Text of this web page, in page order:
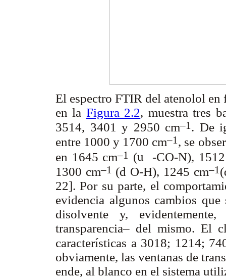
El espectro FTIR del atenolol
en la Figura 2.2, muestra tres
3514, 3401 y 2950 cm–1 . De
entre 1000 y 1700 cm–1 , se
en 1645 cm–1 (u -CO-N),
1300 cm–1 (d O-H), 1245 cm–1 (
22]. Por su parte, el
evidencia algunos cambios
disolvente y,
transparencia– del mismo. El
características a 3018; 1214;
obviamente, las ventanas de
ende, al blanco en el sistema